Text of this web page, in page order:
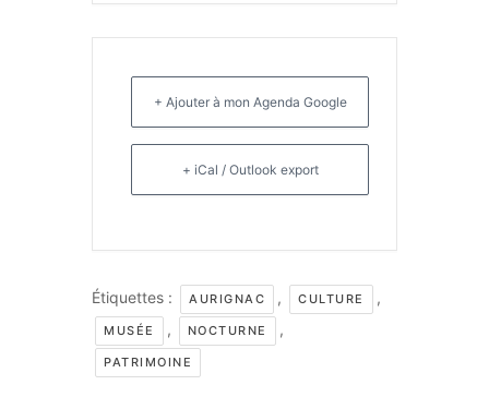
+ Ajouter à mon Agenda Google
+ iCal / Outlook export
Étiquettes : AURIGNAC , CULTURE ,
MUSÉE , NOCTURNE ,
PATRIMOINE